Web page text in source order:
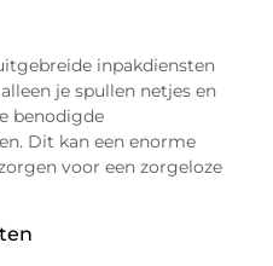
inpakdiensten
je spullen netjes en
benodigde
Dit kan een enorme
voor een zorgeloze